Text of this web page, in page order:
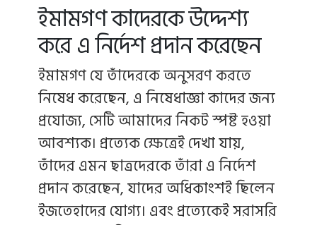
ইমামগণ কাদেরকে উদ্দেশ্য
করে এ নির্দেশ প্রদান করেছেন
ইমামগণ যে তাঁদেরকে অনুসরণ করতে
নিষেধ করেছেন, এ নিষেধাজ্ঞা কাদের জন্য
প্রযোজ্য, সেটি আমাদের নিকট স্পষ্ট হওয়া
আবশ্যক। প্রত্যেক ক্ষেত্রেই দেখা যায়,
তাঁদের এমন ছাত্রদেরকে তাঁরা এ নির্দেশ
প্রদান করেছেন, যাদের অধিকাংশই ছিলেন
ইজতেহাদের যোগ্য। এবং প্রত্যেকেই সরাসরি